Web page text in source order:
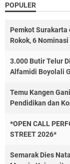
POPULER
Pemkot Surakarta
Rokok, 6
3.000 Butir Telur
Alfamidi Boyolali
Temu Kangen
Pendidikan dan
*OPEN CALL
STREET 2026*
Semarak Dies